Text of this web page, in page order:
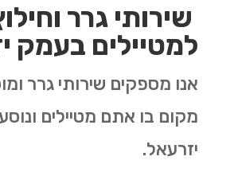
שירותי גרר
למטיילים בעמק
אנו מספקים שירותי גרר
מקום בו אתם מטיילים
יזרעאל.